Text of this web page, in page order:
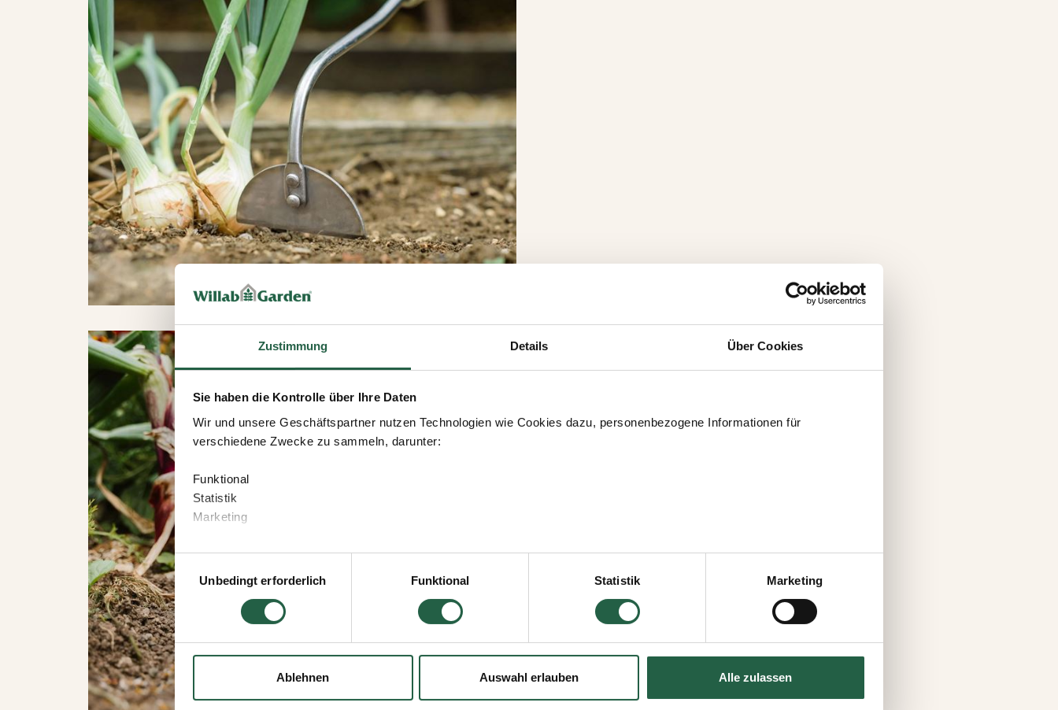
Zustimmung Details Über Cookies
Sie haben die Kontrolle über Ihre Daten
Wir und unsere Geschäftspartner nutzen Technologien wie Cookies dazu, personenbezogene Informationen für
verschiedene Zwecke zu sammeln, darunter:
Funktional
Statistik
Marketing
Wenn Sie auf „Akzeptieren“ klicken, erteilen Sie Ihre Einwilligung für alle diese Zwecke. Sie können auch entscheiden,
welchen Zwecken Sie zustimmen, indem Sie das Kästchen neben dem Zweck anklicken und auf „Einstellungen
Einwilligungsauswahl
Unbedingt erforderlich
Funktional Statistik Marketing
Ablehnen Auswahl erlauben Alle zulassen